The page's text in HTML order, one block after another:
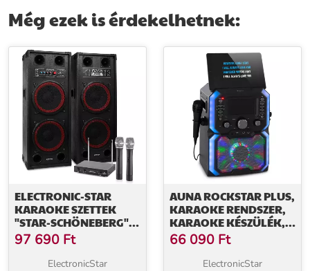
Még ezek is érdekelhetnek:
ELECTRONIC-STAR
KARAOKE SZETTEK
"STAR-SCHÖNEBERG" ,
SPB-210 PA AKTÍV
HANGFALSZETT 2 X
97 690 Ft
ElectronicStar
AUNA ROCKSTAR PLUS,
KARAOKE RENDSZER,
KARAOKE KÉSZÜLÉK,
BLUETOOTH, USB, CD,
LED SHOW, CINCH
66 090 Ft
ElectronicStar